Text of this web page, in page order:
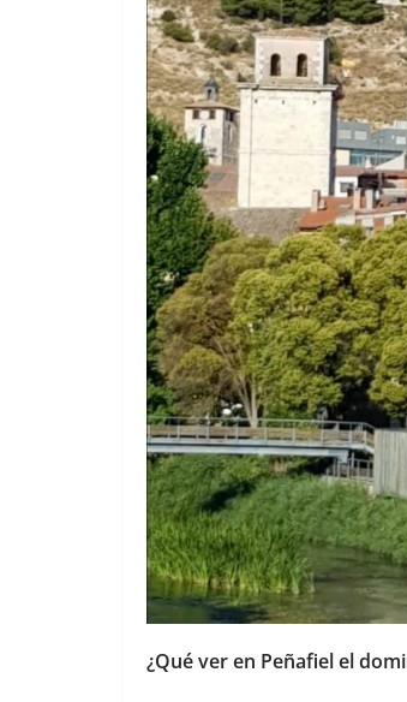
¿Qué ver en Peñafiel el